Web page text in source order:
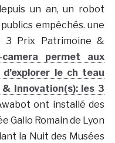
un an, un robot
empêchés. une
3 Prix Patrimoine &
permet aux
le ch teau
Innovation(s): les 3
ont installé des
Gallo Romain de Lyon
la Nuit des Musées